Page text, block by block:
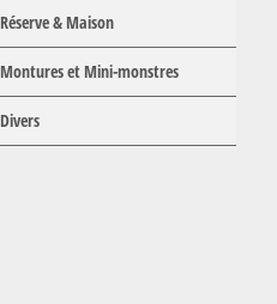
Réserve & Maison
Montures et Mini-monstres
Divers